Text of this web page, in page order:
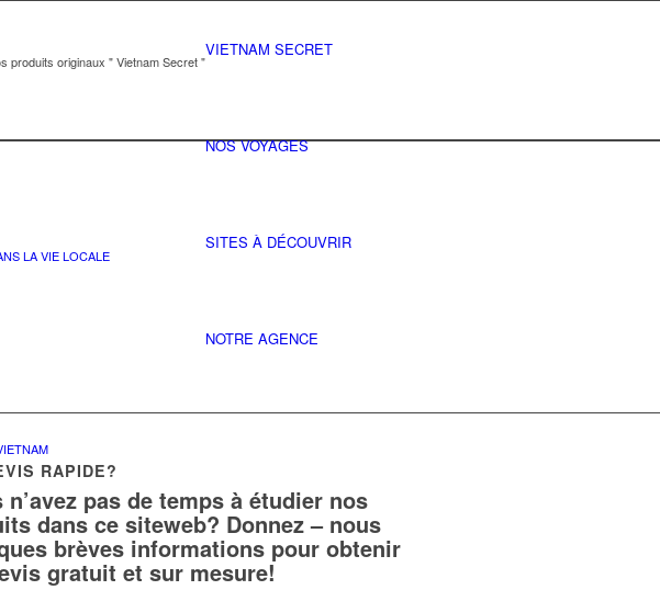
VIETNAM SECRET
produits originaux " Vietnam Secret "
LA VIE LOCALE
NOS VOYAGES
SITES À DÉCOUVRIR
NOTRE AGENCE
RAPIDE?
n’avez pas de temps à étudier nos
dans ce siteweb? Donnez – nous
brèves informations pour obtenir
gratuit et sur mesure!